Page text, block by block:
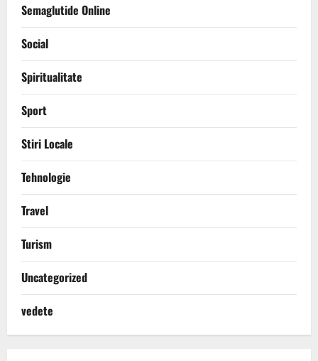
Semaglutide Online
Social
Spiritualitate
Sport
Stiri Locale
Tehnologie
Travel
Turism
Uncategorized
vedete